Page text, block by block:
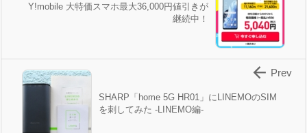
Y!mobile 大特価スマホ最大36,000円値引きが
継続中！
SHARP「home 5G HR01」にLINEMOのSIM
を刺してみた -LINEMO編-
 Prev